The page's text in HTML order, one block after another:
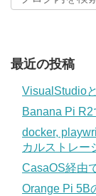
最近の投稿
VisualStudio
Banana Pi
docker,
カルストレー
CasaOS経由
Orange Pi 5B